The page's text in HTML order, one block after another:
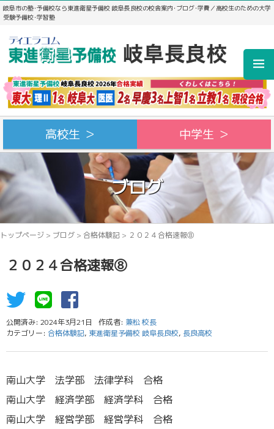
岐阜市の塾･予備校なら東進衛星予備校 岐阜長良校の校舎案内･ブログ･学費／高校生のための大学
受験予備校･学習塾
高校生 ＞ 中学生 ＞
ブログ
トップページ > ブログ > 合格体験記 > ２０２４合格速報⑧
２０２４合格速報⑧
公開済み: 2024年3月21日 作成者: 兼松 校長
カテゴリー: 合格体験記, 東進衛星予備校 岐阜長良校, 長良高校
南山大学 法学部 法律学科 合格
南山大学 経済学部 経済学科 合格
南山大学 経営学部 経営学科 合格